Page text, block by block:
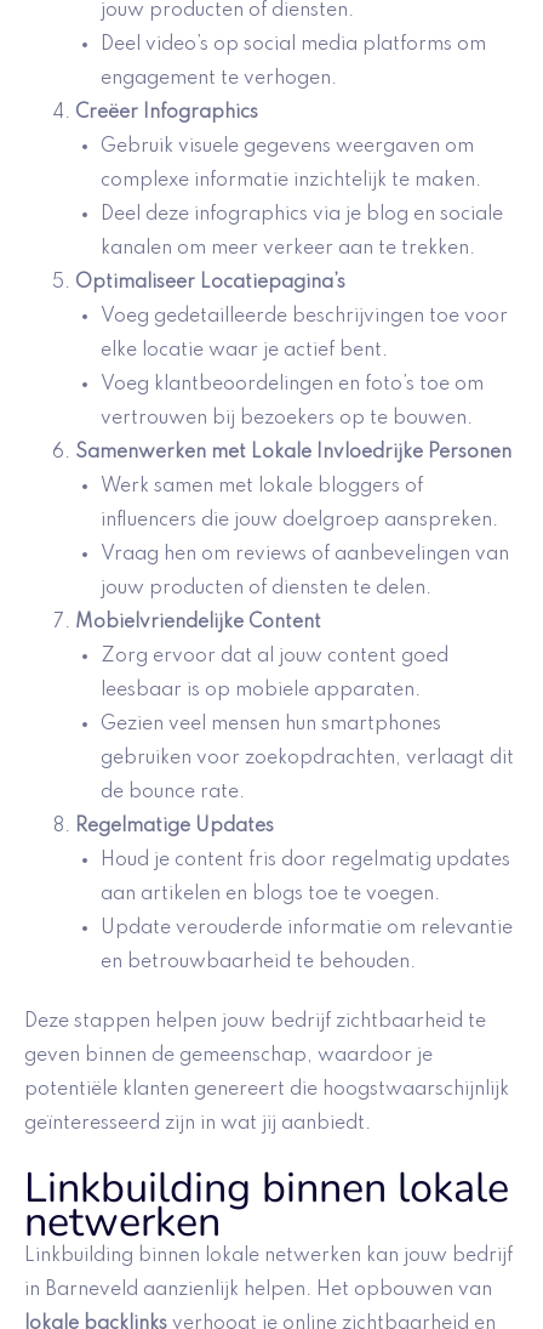
jouw producten of diensten.
Deel video’s op social media platforms om
engagement te verhogen.
Creëer Infographics
Gebruik visuele gegevens weergaven om
complexe informatie inzichtelijk te maken.
Deel deze infographics via je blog en sociale
kanalen om meer verkeer aan te trekken.
Optimaliseer Locatiepagina’s
Voeg gedetailleerde beschrijvingen toe voor
elke locatie waar je actief bent.
Voeg klantbeoordelingen en foto’s toe om
vertrouwen bij bezoekers op te bouwen.
Samenwerken met Lokale Invloedrijke Personen
Werk samen met lokale bloggers of
influencers die jouw doelgroep aanspreken.
Vraag hen om reviews of aanbevelingen van
jouw producten of diensten te delen.
Mobielvriendelijke Content
Zorg ervoor dat al jouw content goed
leesbaar is op mobiele apparaten.
Gezien veel mensen hun smartphones
gebruiken voor zoekopdrachten, verlaagt dit
de bounce rate.
Regelmatige Updates
Houd je content fris door regelmatig updates
aan artikelen en blogs toe te voegen.
Update verouderde informatie om relevantie
en betrouwbaarheid te behouden.
Deze stappen helpen jouw bedrijf zichtbaarheid te
geven binnen de gemeenschap, waardoor je
potentiële klanten genereert die hoogstwaarschijnlijk
geïnteresseerd zijn in wat jij aanbiedt.
Linkbuilding binnen lokale
netwerken
Linkbuilding binnen lokale netwerken kan jouw bedrijf
in Barneveld aanzienlijk helpen. Het opbouwen van
lokale backlinks verhoogt je online zichtbaarheid en